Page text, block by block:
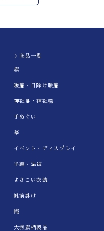
＞商品一覧
旗
暖簾・日除け暖簾
神社幕・神社幟
手ぬぐい
幕
イべント・ディスプレイ
半纏・法被
よさこい衣装
帆前掛け
幟
大漁旗柄製品